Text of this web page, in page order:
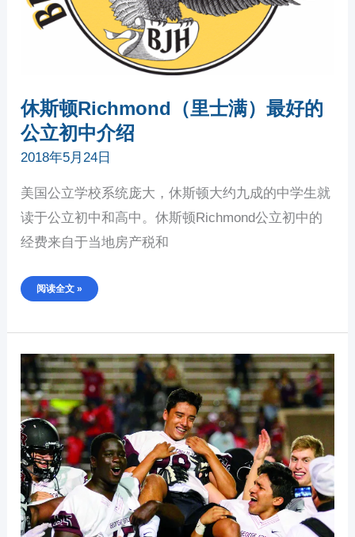
休斯顿Richmond（里士满）最好的
公立初中介绍
2018年5月24日
美国公立学校系统庞大，休斯顿大约九成的中学生就
读于公立初中和高中。休斯顿Richmond公立初中的
经费来自于当地房产税和
阅读全文 »
休
斯
顿
RICHMOND（里
士
满）
最
好
的
公
立
高
中
介
绍